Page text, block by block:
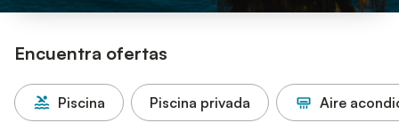
Encuentra ofertas
Piscina Piscina privada Aire